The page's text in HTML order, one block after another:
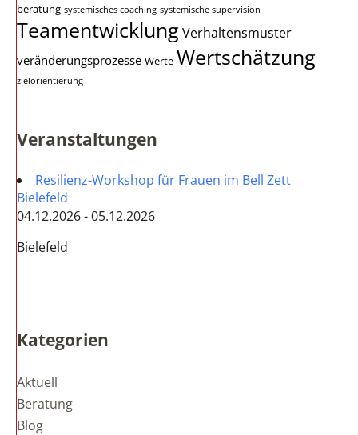
beratung systemisches coaching systemische supervision
Teamentwicklung Verhaltensmuster
veränderungsprozesse Werte Wertschätzung
zielorientierung
Veranstaltungen
Resilienz-Workshop für Frauen im Bell Zett
Bielefeld
04.12.2026 - 05.12.2026
Bielefeld
Kategorien
Aktuell
Beratung
Blog